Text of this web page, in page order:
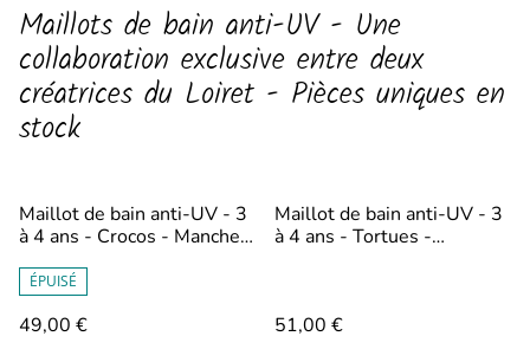
Maillots de bain anti-UV - Une
collaboration exclusive entre deux
créatrices du Loiret - Pièces uniques en
stock
Maillot de bain anti-UV - 3
à 4 ans - Crocos - Manches
ÉPUISÉ
49,00 €
Maillot de bain anti-UV - 3
à 4 ans - Tortues -
51,00 €